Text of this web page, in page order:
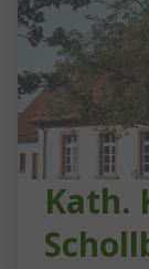
Kath.